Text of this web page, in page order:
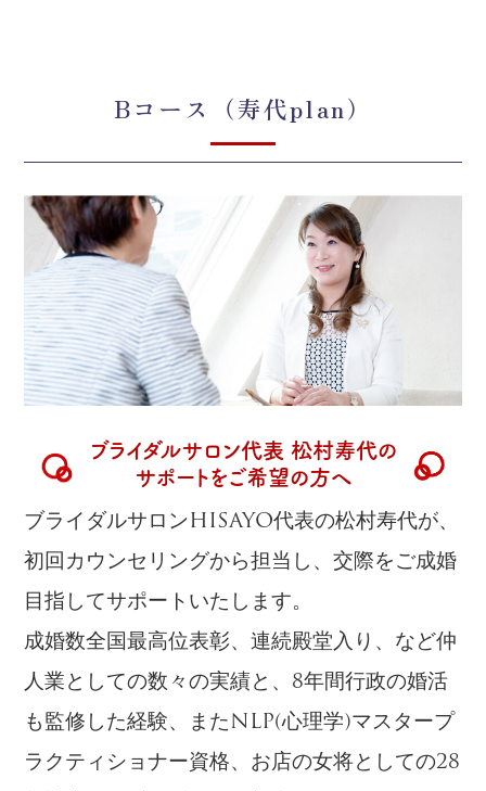
Bコース（寿代plan）
ブライダルサロン代表 松村寿代の
サポートをご希望の方へ
ブライダルサロンHISAYO代表の松村寿代が、
初回カウンセリングから担当し、交際をご成婚
目指してサポートいたします。
成婚数全国最高位表彰、連続殿堂入り、など仲
人業としての数々の実績と、8年間行政の婚活
も監修した経験、またNLP(心理学)マスタープ
ラクティショナー資格、お店の女将としての28